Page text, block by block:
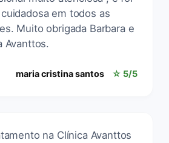
em todos as
Muito obrigada Barbara e
Avanttos.
maria cristina santos ☆ 5/5
na Clínica Avanttos